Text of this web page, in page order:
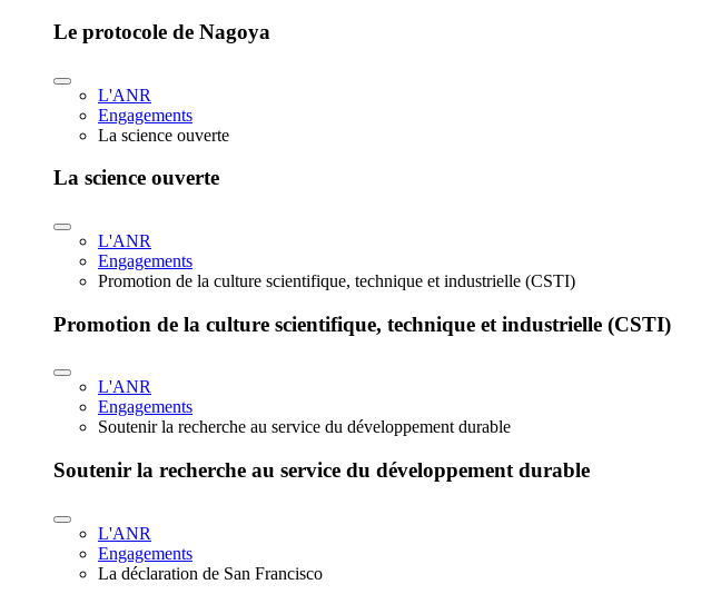
Le protocole de Nagoya
L'ANR
Engagements
La science ouverte
La science ouverte
L'ANR
Engagements
Promotion de la culture scientifique, technique et industrielle (CSTI)
Promotion de la culture scientifique, technique et industrielle (CSTI)
L'ANR
Engagements
Soutenir la recherche au service du développement durable
Soutenir la recherche au service du développement durable
L'ANR
Engagements
La déclaration de San Francisco